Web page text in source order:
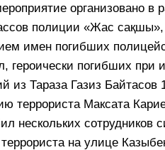
организовано в
полиции «Жас сақшы»,
имен погибших
героически погибших при
из Тараза Газиз Байтасов
террориста Максата
нескольких сотрудников
на улице